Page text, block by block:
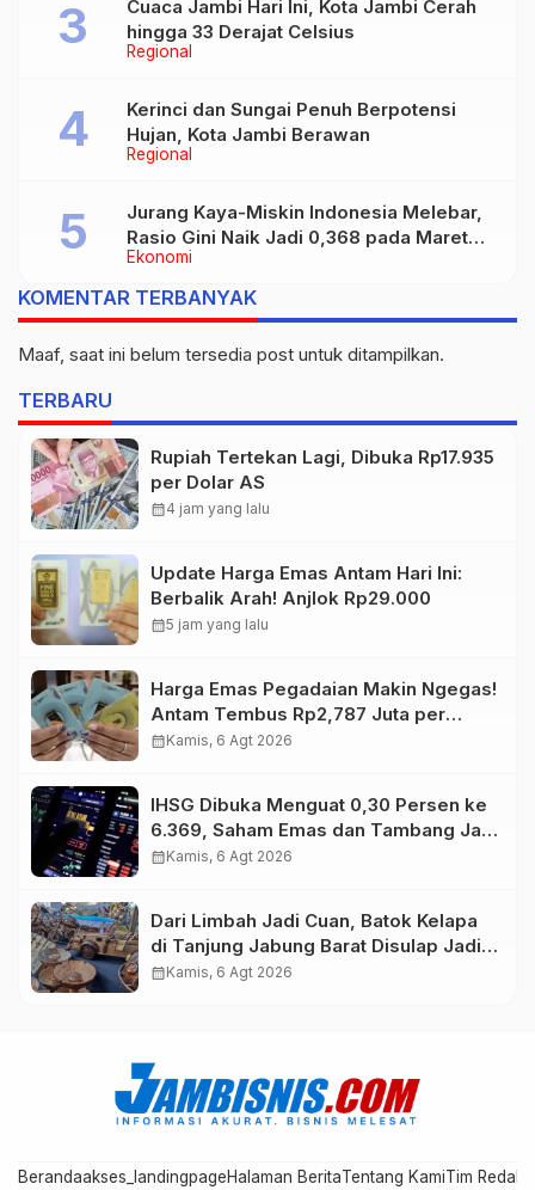
Regional
Cuaca Jambi Hari Ini, Kota Jambi Cerah
hingga 33 Derajat Celsius
Regional
Kerinci dan Sungai Penuh Berpotensi
Hujan, Kota Jambi Berawan
Ekonomi
Jurang Kaya-Miskin Indonesia Melebar,
Rasio Gini Naik Jadi 0,368 pada Maret
2026
KOMENTAR TERBANYAK
Maaf, saat ini belum tersedia post untuk ditampilkan.
TERBARU
Rupiah Tertekan Lagi, Dibuka Rp17.935
per Dolar AS
calendar_month4 jam yang lalu
Update Harga Emas Antam Hari Ini:
Berbalik Arah! Anjlok Rp29.000
calendar_month5 jam yang lalu
Harga Emas Pegadaian Makin Ngegas!
Antam Tembus Rp2,787 Juta per
Gram
calendar_monthKamis, 6 Agt 2026
IHSG Dibuka Menguat 0,30 Persen ke
6.369, Saham Emas dan Tambang Jadi
Penggerak
calendar_monthKamis, 6 Agt 2026
Dari Limbah Jadi Cuan, Batok Kelapa
di Tanjung Jabung Barat Disulap Jadi
Kerajinan Bernilai Tinggi
calendar_monthKamis, 6 Agt 2026
Berandaakses_landingpageHalaman BeritaTentang KamiTim Redaksi